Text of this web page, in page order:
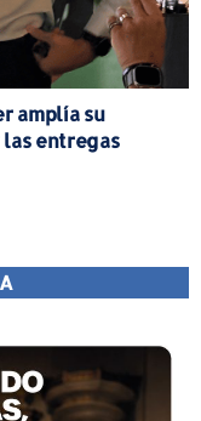
amplía su
entregas